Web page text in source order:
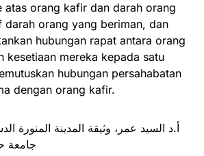
atas orang kafir dan darah orang
darah orang yang beriman, dan
hubungan rapat antara orang
kesetiaan mereka kepada satu
hubungan persahabatan
dengan orang kafir.
أ.د السيد عمر، وثيقة المدينة المنورة
جامعة